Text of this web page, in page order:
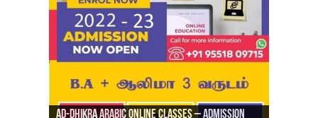
Ad-Dhikra Arabic Online Classes – Admission
ரியாத் ஜும்ஆ தமிழாக்கம், Jamia Al Hajiri